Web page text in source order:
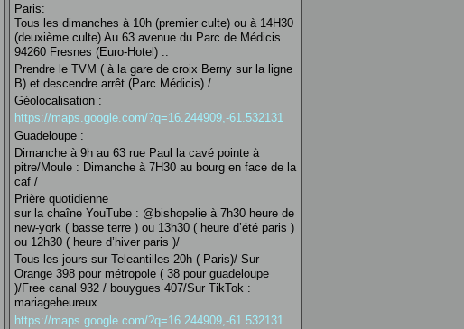
Paris:
Tous les dimanches à 10h (premier culte) ou à 14H30
(deuxième culte) Au 63 avenue du Parc de Médicis
94260 Fresnes (Euro-Hotel) ..
Prendre le TVM ( à la gare de croix Berny sur la ligne
B) et descendre arrêt (Parc Médicis) /
Géolocalisation :
https://maps.google.com/?q=16.244909,-61.532131
Guadeloupe :
Dimanche à 9h au 63 rue Paul la cavé pointe à
pitre/Moule : Dimanche à 7H30 au bourg en face de la
caf /
Prière quotidienne
sur la chaîne YouTube : @bishopelie à 7h30 heure de
new-york ( basse terre ) ou 13h30 ( heure d’été paris )
ou 12h30 ( heure d’hiver paris )/
Tous les jours sur Teleantilles 20h ( Paris)/ Sur
Orange 398 pour métropole ( 38 pour guadeloupe
)/Free canal 932 / bouygues 407/Sur TikTok :
mariageheureux
https://maps.google.com/?q=16.244909,-61.532131